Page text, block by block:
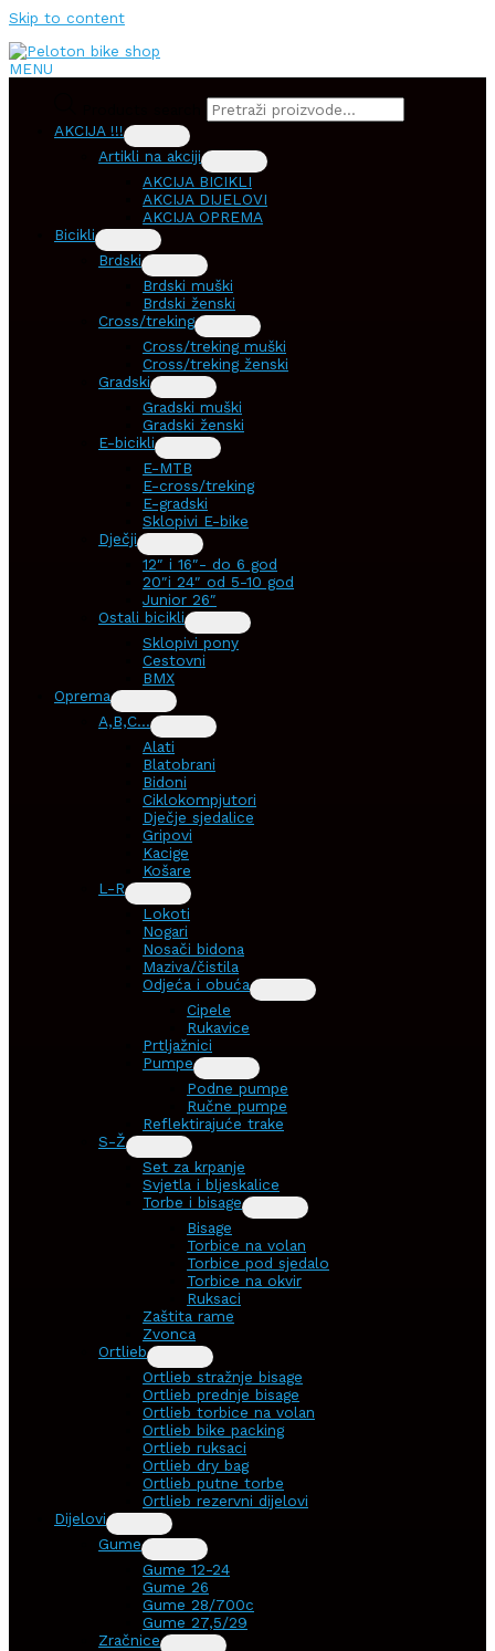
Skip to content
MENU
AKCIJA !!!
Artikli na akciji
AKCIJA BICIKLI
AKCIJA DIJELOVI
AKCIJA OPREMA
Bicikli
Brdski
Brdski muški
Brdski ženski
Cross/treking
Cross/treking muški
Cross/treking ženski
Gradski
Gradski muški
Gradski ženski
E-bicikli
E-MTB
E-cross/treking
E-gradski
Sklopivi E-bike
Dječji
12″ i 16″- do 6 god
20″i 24″ od 5-10 god
Junior 26″
Ostali bicikli
Sklopivi pony
Cestovni
BMX
Oprema
A,B,C…
Alati
Blatobrani
Bidoni
Ciklokompjutori
Dječje sjedalice
Gripovi
Kacige
Košare
L-R
Lokoti
Nogari
Nosači bidona
Maziva/čistila
Odjeća i obuća
Cipele
Rukavice
Prtljažnici
Pumpe
Podne pumpe
Ručne pumpe
Reflektirajuće trake
S-Ž
Set za krpanje
Svjetla i bljeskalice
Torbe i bisage
Bisage
Torbice na volan
Torbice pod sjedalo
Torbice na okvir
Ruksaci
Zaštita rame
Zvonca
Ortlieb
Ortlieb stražnje bisage
Ortlieb prednje bisage
Ortlieb torbice na volan
Ortlieb bike packing
Ortlieb ruksaci
Ortlieb dry bag
Ortlieb putne torbe
Ortlieb rezervni dijelovi
Dijelovi
Gume
Gume 12-24
Gume 26
Gume 28/700c
Gume 27,5/29
Zračnice